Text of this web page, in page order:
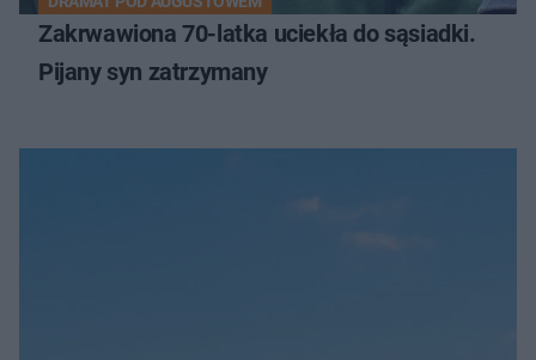
Zakrwawiona 70-latka uciekła do sąsiadki.
Pijany syn zatrzymany